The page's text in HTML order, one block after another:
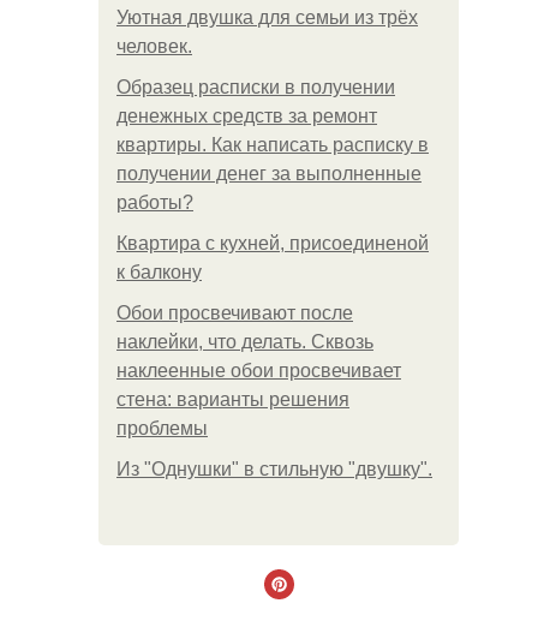
Уютная двушка для семьи из трёх
человек.
Образец расписки в получении
денежных средств за ремонт
квартиры. Как написать расписку в
получении денег за выполненные
работы?
Квартира с кухней, присоединеной
к балкону
Обои просвечивают после
наклейки, что делать. Сквозь
наклеенные обои просвечивает
стена: варианты решения
проблемы
Из "Однушки" в стильную "двушку".